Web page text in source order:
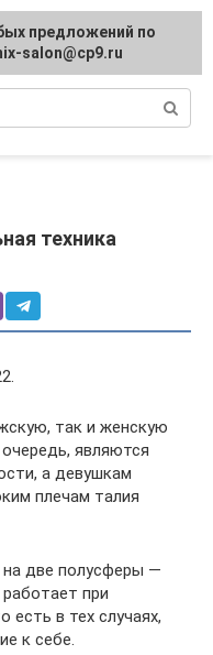
жизни
техника
так и женскую
являются
а девушкам
плечам талия
две полусферы —
при
есть в тех случаях,
к себе.
предложений по
salon@cp9.ru